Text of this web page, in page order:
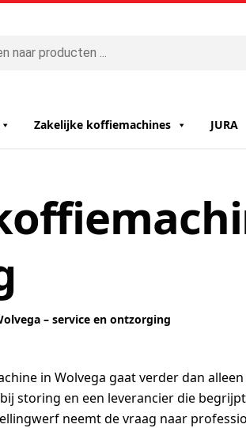
Zakelijke koffiemachines JURA
– service en ontzorging
in Wolvega gaat verder dan
storing en een leverancier die
neemt de vraag naar